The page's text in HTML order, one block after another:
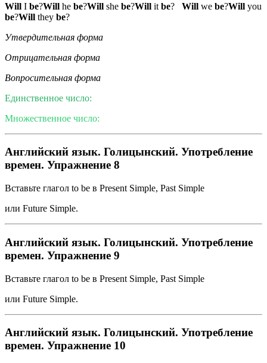
Will I be?Will he be?Will she be?Will it be? Will we be?Will you
be?Will they be?
Утвердительная форма
Отрицательная форма
Вопросительная форма
Единственное число:
Множественное число:
Английский язык. Голицынский. Употребление
времен. Упражнение 8
Вставьте глагол to be в Present Simple, Past Simple
или Future Simple.
Английский язык. Голицынский. Употребление
времен. Упражнение 9
Вставьте глагол to be в Present Simple, Past Simple
или Future Simple.
Английский язык. Голицынский. Употребление
времен. Упражнение 10